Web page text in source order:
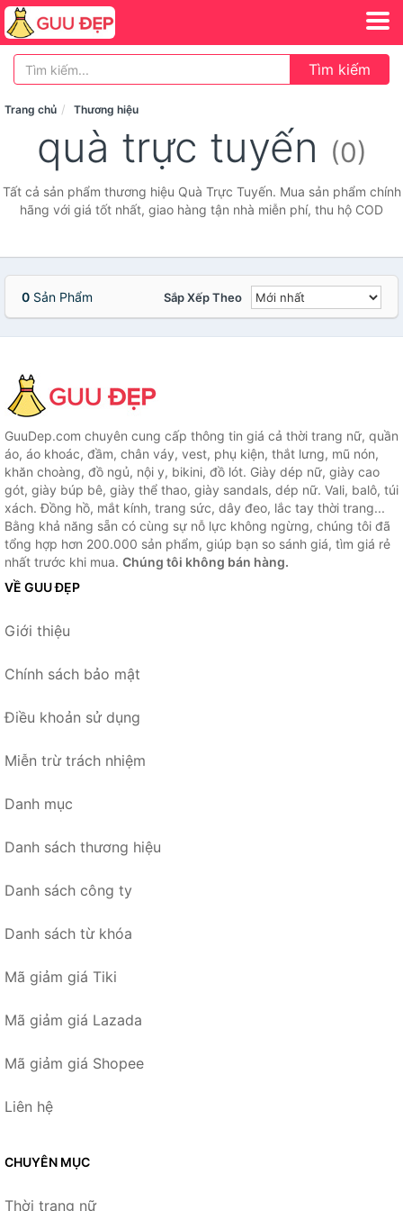
Tìm kiếm
Trang chủ Thương hiệu
quà trực tuyến (0)
Tất cả sản phẩm thương hiệu Quà Trực Tuyến. Mua sản phẩm chính
hãng với giá tốt nhất, giao hàng tận nhà miễn phí, thu hộ COD
0 Sản Phẩm Sắp Xếp Theo
GuuDep.com chuyên cung cấp thông tin giá cả thời trang nữ, quần
áo, áo khoác, đầm, chân váy, vest, phụ kiện, thắt lưng, mũ nón,
khăn choàng, đồ ngủ, nội y, bikini, đồ lót. Giày dép nữ, giày cao
gót, giày búp bê, giày thể thao, giày sandals, dép nữ. Vali, balô, túi
xách. Đồng hồ, mắt kính, trang sức, dây đeo, lắc tay thời trang...
Bằng khả năng sẵn có cùng sự nỗ lực không ngừng, chúng tôi đã
tổng hợp hơn 200.000 sản phẩm, giúp bạn so sánh giá, tìm giá rẻ
nhất trước khi mua. Chúng tôi không bán hàng.
VỀ GUU ĐẸP
Giới thiệu
Chính sách bảo mật
Điều khoản sử dụng
Miễn trừ trách nhiệm
Danh mục
Danh sách thương hiệu
Danh sách công ty
Danh sách từ khóa
Mã giảm giá Tiki
Mã giảm giá Lazada
Mã giảm giá Shopee
Liên hệ
CHUYÊN MỤC
Thời trang nữ